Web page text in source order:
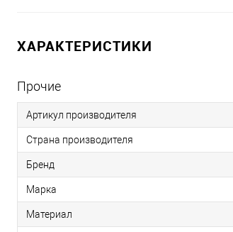
ХАРАКТЕРИСТИКИ
Прочие
Артикул производителя
Страна производителя
Бренд
Марка
Материал